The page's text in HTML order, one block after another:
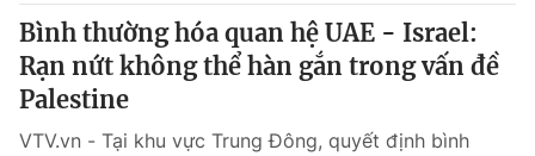
Chuyên mục
Chính trị
Bình thường hóa quan hệ UAE - Israel:
Rạn nứt không thể hàn gắn trong vấn đề
Palestine
VTV.vn - Tại khu vực Trung Đông, quyết định bình